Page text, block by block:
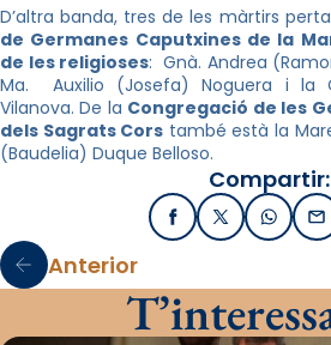
D’altra banda, tres de les màrtirs
de Germanes Caputxines de la
de les religioses: Gnà. Andrea
Ma. Auxilio (Josefa) Noguera i la
Vilanova. De la Congregació de les
dels Sagrats Cors també està la
(Baudelia) Duque Belloso.
Compartir:
FacebookX / Twitter
Anterior